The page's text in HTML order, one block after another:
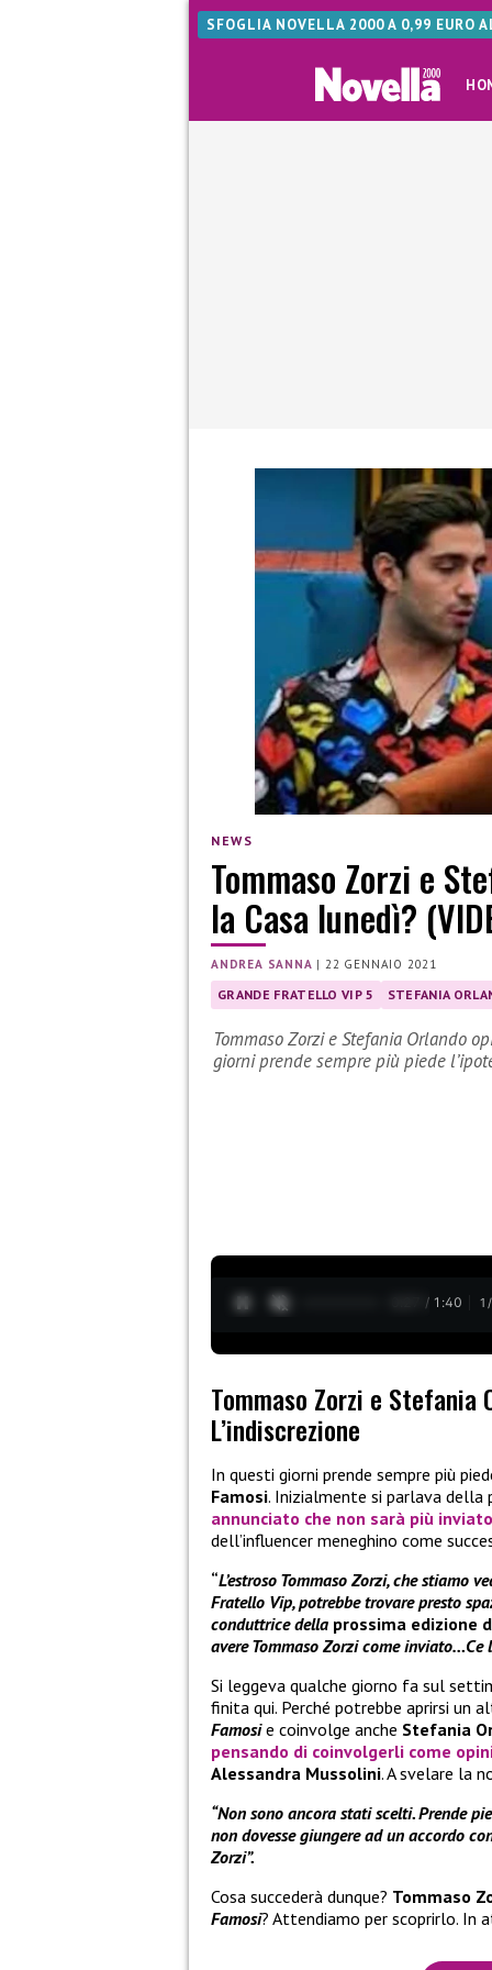
SFOGLIA NOVELLA 2000 A 0,99 EURO
NEWS
Tommaso Zorzi e
la Casa lunedì?
ANDREA SANNA |22 GENNAIO 2021
GRANDE FRATELLO VIP 5 STEFANIA
Tommaso Zorzi e Stefania Orlando
giorni prende sempre più piede
0:28 / 1:40 1 /
Tommaso Zorzi e Stefania
L’indiscrezione
In questi giorni prende sempre più
Famosi. Inizialmente si parlava della
annunciato che non sarà più
dell’influencer meneghino come
“L’estroso Tommaso Zorzi, che stiamo
Fratello Vip, potrebbe trovare presto
conduttrice della prossima edizione
avere Tommaso Zorzi come inviato…Ce
Si leggeva qualche giorno fa sul
finita qui. Perché potrebbe aprirsi un
Famosie coinvolge anche Stefania
pensando di coinvolgerli come
Alessandra Mussolini. A svelare la
“Non sono ancora stati scelti. Prende
non dovesse giungere ad un accordo
Zorzi”.
Cosa succederà dunque? Tommaso
Famosi? Attendiamo per scoprirlo. In